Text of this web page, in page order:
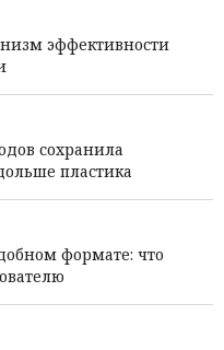
эффективности
сохранила
пластика
формате: что